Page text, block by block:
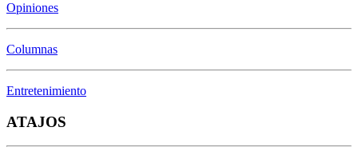
Opiniones
Columnas
Entretenimiento
ATAJOS